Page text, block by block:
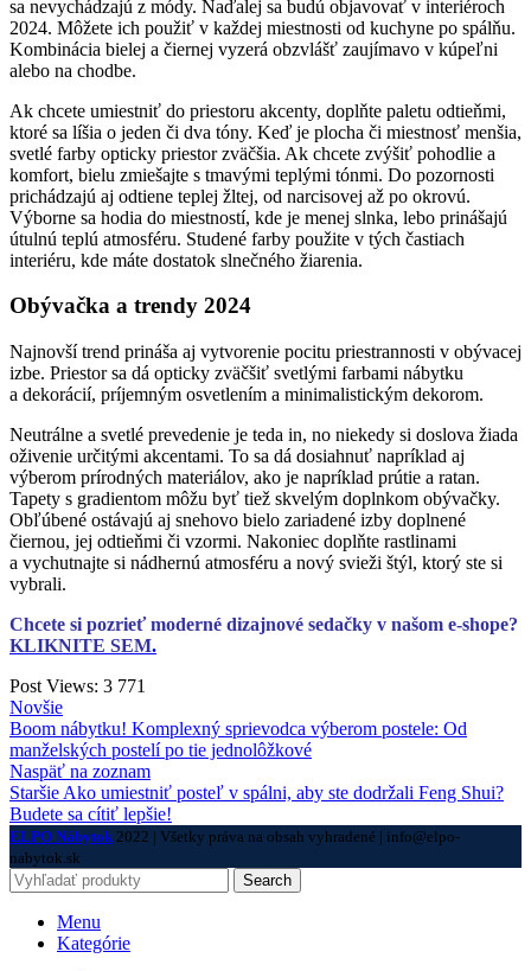
sa nevychádzajú z módy. Naďalej sa budú objavovať v interiéroch
2024. Môžete ich použiť v každej miestnosti od kuchyne po spálňu.
Kombinácia bielej a čiernej vyzerá obzvlášť zaujímavo v kúpeľni
alebo na chodbe.
Ak chcete umiestniť do priestoru akcenty, doplňte paletu odtieňmi,
ktoré sa líšia o jeden či dva tóny. Keď je plocha či miestnosť menšia,
svetlé farby opticky priestor zväčšia. Ak chcete zvýšiť pohodlie a
komfort, bielu zmiešajte s tmavými teplými tónmi. Do pozornosti
prichádzajú aj odtiene teplej žltej, od narcisovej až po okrovú.
Výborne sa hodia do miestností, kde je menej slnka, lebo prinášajú
útulnú teplú atmosféru. Studené farby použite v tých častiach
interiéru, kde máte dostatok slnečného žiarenia.
Obývačka a trendy 2024
Najnovší trend prináša aj vytvorenie pocitu priestrannosti v obývacej
izbe. Priestor sa dá opticky zväčšiť svetlými farbami nábytku
a dekorácií, príjemným osvetlením a minimalistickým dekorom.
Neutrálne a svetlé prevedenie je teda in, no niekedy si doslova žiada
oživenie určitými akcentami. To sa dá dosiahnuť napríklad aj
výberom prírodných materiálov, ako je napríklad prútie a ratan.
Tapety s gradientom môžu byť tiež skvelým doplnkom obývačky.
Obľúbené ostávajú aj snehovo bielo zariadené izby doplnené
čiernou, jej odtieňmi či vzormi. Nakoniec doplňte rastlinami
a vychutnajte si nádhernú atmosféru a nový svieži štýl, ktorý ste si
vybrali.
Chcete si pozrieť moderné dizajnové sedačky v našom e-shope?
KLIKNITE SEM.
Post Views: 3 771
Novšie
Boom nábytku! Komplexný sprievodca výberom postele: Od
manželských postelí po tie jednolôžkové
Naspäť na zoznam
Staršie Ako umiestniť posteľ v spálni, aby ste dodržali Feng Shui?
Budete sa cítiť lepšie!
ELPO Nábytok 2022 | Všetky práva na obsah vyhradené | info@elpo-
nabytok.sk
Search
Menu
Kategórie